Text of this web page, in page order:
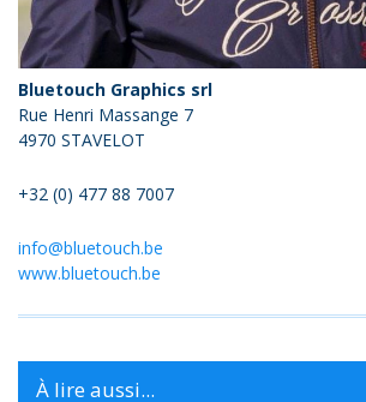
Bluetouch Graphics srl
Rue Henri Massange 7
4970 STAVELOT
+32 (0) 477 88 7007
info@bluetouch.be
www.bluetouch.be
À lire aussi...